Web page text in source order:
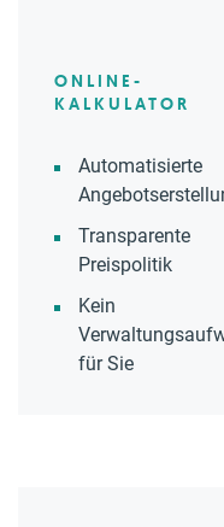
ONLINE-
KALKULATOR
Automatisierte
Transparente
Preispolitik
Kein
für Sie